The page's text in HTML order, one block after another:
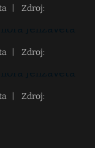
Zdroj:
Zdroj:
Zdroj: